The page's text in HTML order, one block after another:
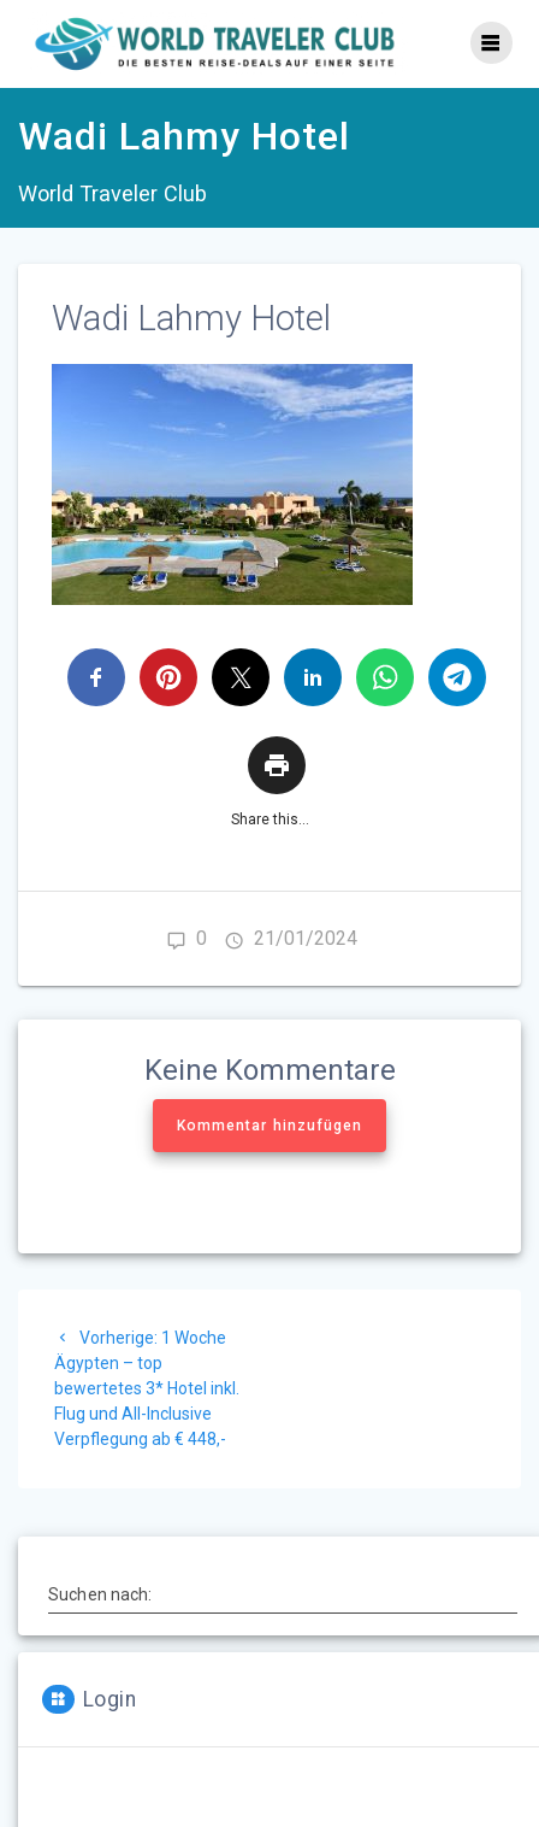
Inhalt
springen
Wadi Lahmy Hotel
World Traveler Club
Wadi Lahmy Hotel
Share this...
0 21/01/2024
Keine Kommentare
Kommentar hinzufügen
Vorherige: Vorheriger
Beitrag:
1 Woche
Ägypten – top
bewertetes 3* Hotel inkl.
Flug und All-Inclusive
Verpflegung ab € 448,-
Suchen nach:
Login